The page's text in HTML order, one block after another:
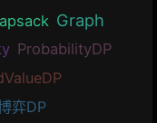
Graph
ProbabilityDP
弈DP